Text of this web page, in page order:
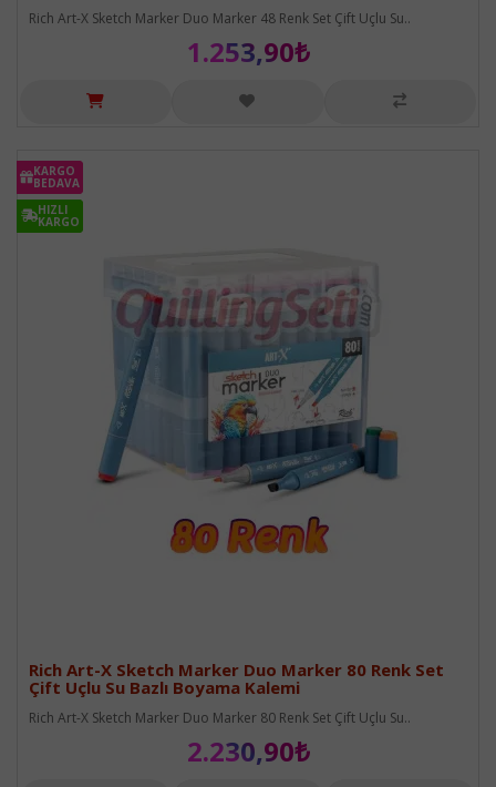
Rich Art-X Sketch Marker Duo Marker 48 Renk Set Çift Uçlu Su..
1.253,90₺
KARGO
BEDAVA
HIZLI
KARGO
KARGO
BEDAVA
HIZLI
KARGO
Rich Art-X Sketch Marker Duo Marker 80 Renk Set
Çift Uçlu Su Bazlı Boyama Kalemi
Rich Art-X Sketch Marker Duo Marker 80 Renk Set Çift Uçlu Su..
2.230,90₺